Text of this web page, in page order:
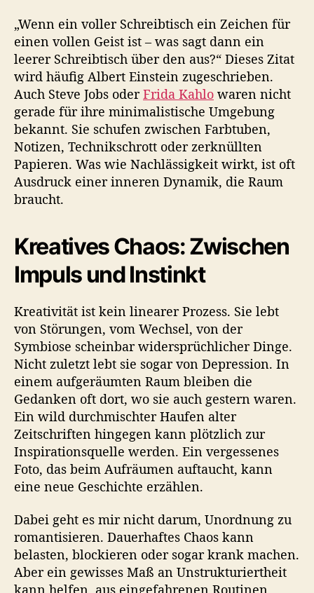
„Wenn ein voller Schreibtisch ein Zeichen für
einen vollen Geist ist – was sagt dann ein
leerer Schreibtisch über den aus?“ Dieses Zitat
wird häufig Albert Einstein zugeschrieben.
Auch Steve Jobs oderFrida Kahlo waren nicht
gerade für ihre minimalistische Umgebung
bekannt. Sie schufen zwischen Farbtuben,
Notizen, Technikschrott oder zerknüllten
Papieren. Was wie Nachlässigkeit wirkt, ist oft
Ausdruck einer inneren Dynamik, die Raum
braucht.
Kreatives Chaos: Zwischen
Impuls und Instinkt
Kreativität ist kein linearer Prozess. Sie lebt
von Störungen, vom Wechsel, von der
Symbiose scheinbar widersprüchlicher Dinge.
Nicht zuletzt lebt sie sogar von Depression. In
einem aufgeräumten Raum bleiben die
Gedanken oft dort, wo sie auch gestern waren.
Ein wild durchmischter Haufen alter
Zeitschriften hingegen kann plötzlich zur
Inspirationsquelle werden. Ein vergessenes
Foto, das beim Aufräumen auftaucht, kann
eine neue Geschichte erzählen.
Dabei geht es mir nicht darum, Unordnung zu
romantisieren. Dauerhaftes Chaos kann
belasten, blockieren oder sogar krank machen.
Aber ein gewisses Maß an Unstrukturiertheit